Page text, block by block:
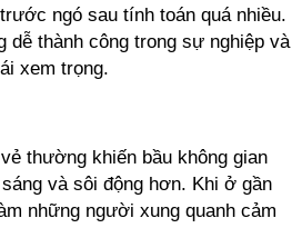
ngó sau tính toán quá nhiều.
dễ thành công trong sự nghiệp và
xem trọng.
thường khiến bầu không gian
và sôi động hơn. Khi ở gần
những người xung quanh cảm